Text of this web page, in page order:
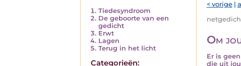
Tiedesyndroom
De geboorte van een
gedicht
Erwt
Lagen
Terug in het licht
Categorieën:
< vorige|
Om
Er is
die uit